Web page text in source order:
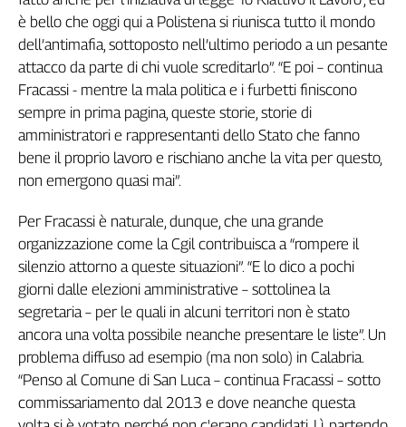
Cerca
Contatti
redazione
Newsletter
è bello che oggi qui a Polistena si riunisca tutto il mondo
dell’antimafia, sottoposto nell’ultimo periodo a un pesante
attacco da parte di chi vuole screditarlo”. “E poi – continua
Fracassi - mentre la mala politica e i furbetti finiscono
sempre in prima pagina, queste storie, storie di
amministratori e rappresentanti dello Stato che fanno
bene il proprio lavoro e rischiano anche la vita per questo,
non emergono quasi mai”.
Per Fracassi è naturale, dunque, che una grande
organizzazione come la Cgil contribuisca a “rompere il
silenzio attorno a queste situazioni”. “E lo dico a pochi
giorni dalle elezioni amministrative – sottolinea la
segretaria – per le quali in alcuni territori non è stato
ancora una volta possibile neanche presentare le liste”. Un
problema diffuso ad esempio (ma non solo) in Calabria.
“Penso al Comune di San Luca – continua Fracassi – sotto
commissariamento dal 2013 e dove neanche questa